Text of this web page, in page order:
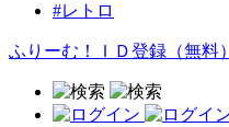
#レトロ
ふりーむ！ＩＤ登録（無料）